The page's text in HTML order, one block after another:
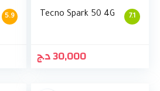
5.9 7.1
Tecno Spark 50 4G
30,000د.ج